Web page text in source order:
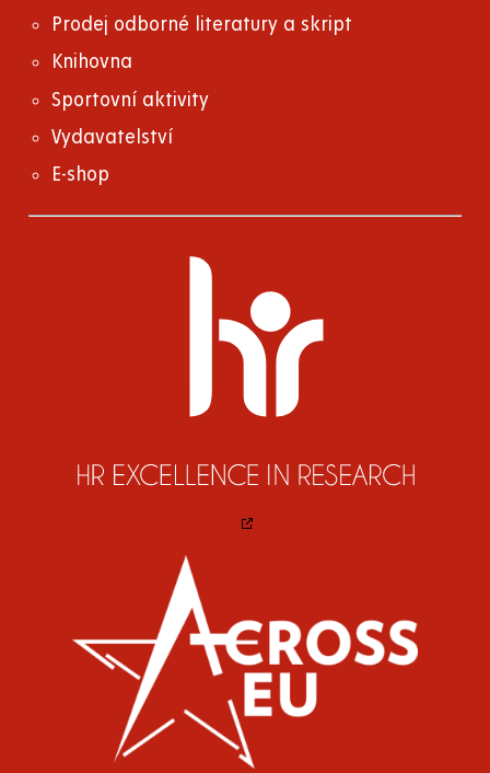
Prodej odborné literatury a skript
Knihovna
Sportovní aktivity
Vydavatelství
E-shop